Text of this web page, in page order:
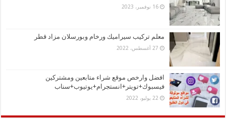
16 نوفمبر، 2023
معلم تركيب سيراميك ورخام وبورسلان مزاد قطر
27 أغسطس، 2022
افضل وارخص موقع شراء متابعين ومشتركين
فيسبوك+تويتر+انستجرام+يوتيوب+سناب
22 يوليو، 2022